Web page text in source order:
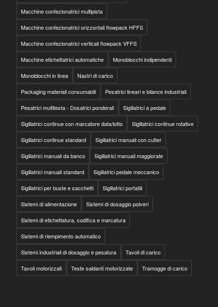
Macchine confezionatrici multipista
Macchine confezionatrici orizzontali flowpack HFFS
Macchine confezionatrici verticali flowpack VFFS
Macchine etichettatrici automatiche Monoblocchi indipendenti
Monoblocchi in linea Nastri di carico
Packaging materiali consumabili Pesatrici lineari e bilance industriali
Pesatrici multitesta - Dosatrici ponderali Sigillatrici a pedale
Sigillatrici continue con marcatore data/lotto Sigillatrici continue rotative
Sigillatrici continue standard Sigillatrici manuali con cutter
Sigillatrici manuali da banco Sigillatrici manuali maggiorate
Sigillatrici manuali standard Sigillatrici pedale meccanico
Sigillatrici per buste e sacchetti Sigillatrici portatili
Sistemi di alimentazione Sistemi di dosaggio polveri
Sistemi di etichettatura, codifica e marcatura
Sistemi di riempimento automatico
Sistemi industriali di dosaggio e pesatura Tavoli di carico
Tavoli motorizzati Teste saldanti motorizzate Tramogge di carico